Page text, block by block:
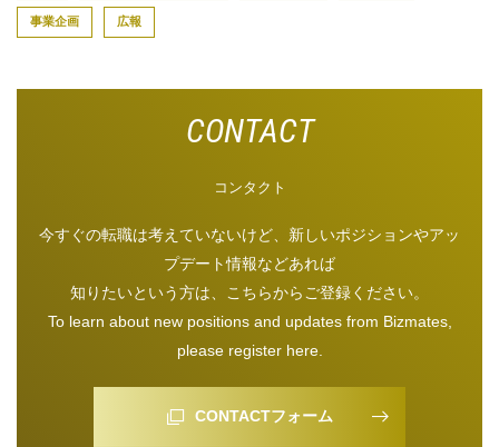
事業企画 広報
コンタクト
今すぐの転職は考えていないけど、新しいポジションやアッ
プデート情報などあれば
知りたいという方は、こちらからご登録ください。
To learn about new positions and updates from Bizmates,
please register here.
CONTACTフォーム